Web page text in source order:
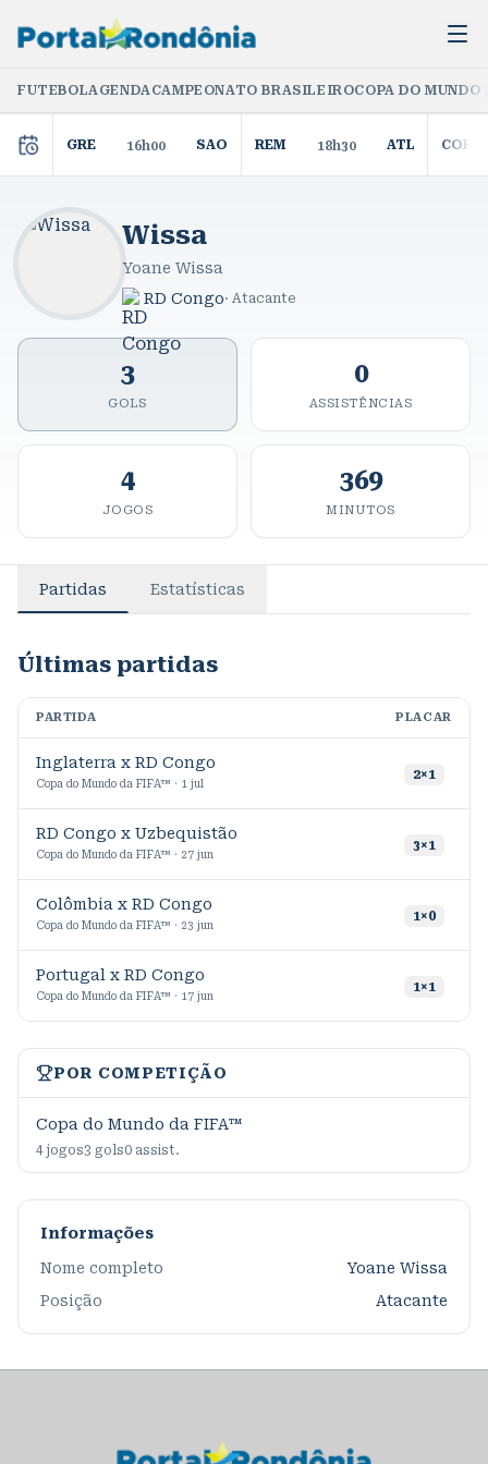
FUTEBOLAGENDACAMPEONATO BRASILEIROCOPA DO
GRE 16h00 SAO REM 18h30 ATL COR
Wissa
Yoane Wissa
RD Congo· Atacante
3
GOLS
0
ASSISTÊNCIAS
4
JOGOS
369
MINUTOS
Partidas Estatísticas
Últimas partidas
PARTIDA PLACAR
Inglaterra x RD Congo
Copa do Mundo da FIFA™ · 1 jul
2×1
RD Congo x Uzbequistão
Copa do Mundo da FIFA™ · 27 jun
3×1
Colômbia x RD Congo
Copa do Mundo da FIFA™ · 23 jun
1×0
Portugal x RD Congo
Copa do Mundo da FIFA™ · 17 jun
1×1
POR COMPETIÇÃO
Copa do Mundo da FIFA™
4 jogos3 gols0 assist.
Informações
Nome completo
Yoane Wissa
Posição
Atacante